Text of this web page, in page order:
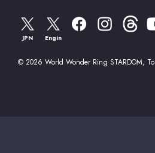
JPN Engin
© 2026 World Wonder Ring STARDOM,